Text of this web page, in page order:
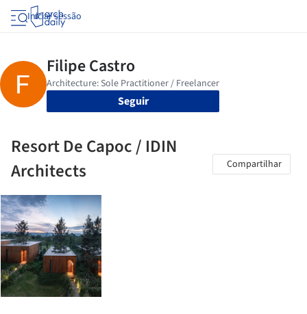
Iniciar sessão
Seguir
Resort De Capoc / IDIN
Architects
Compartilhar